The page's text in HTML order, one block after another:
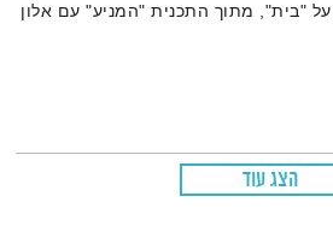
"בית", מתוך התכנית "המניע" עם אלון
הצג עוד